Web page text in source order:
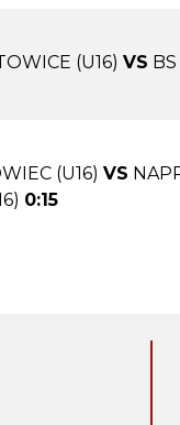
(U16) VS
(U16) VS
0:15